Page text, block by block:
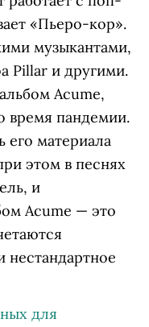
«Пьеро-кор».
музыкантами,
Pillar и другими.
Acume,
время пандемии.
его материала
этом в песнях
и
Acume — это
нестандартное
для